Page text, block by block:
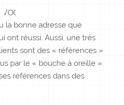
la bonne adresse que
ont réussi. Aussi, une très
sont des « références »
par le « bouche à oreille ».
références dans des